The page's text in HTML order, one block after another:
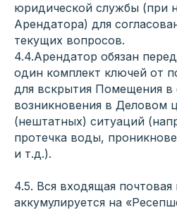
юридической службы (при
Арендатора) для
текущих вопросов.
4.4.Арендатор обязан
один комплект ключей от
для вскрытия Помещения в
возникновения в Деловом
(нештатных) ситуаций
протечка воды,
и т.д.).
4.5. Вся входящая
аккумулируется на